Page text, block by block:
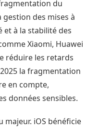
du
des mises à
et à la stabilité des
Xiaomi, Huawei
réduire les retards
la fragmentation
en compte,
données sensibles.
majeur. iOS bénéficie